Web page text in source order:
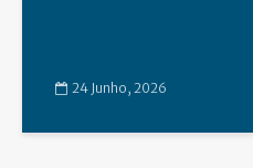
24 Junho, 2026